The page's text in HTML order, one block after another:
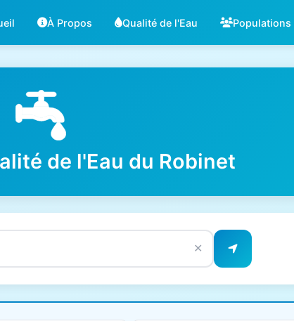
À Propos Qualité de l'Eau Populations
de l'Eau du Robinet
✕